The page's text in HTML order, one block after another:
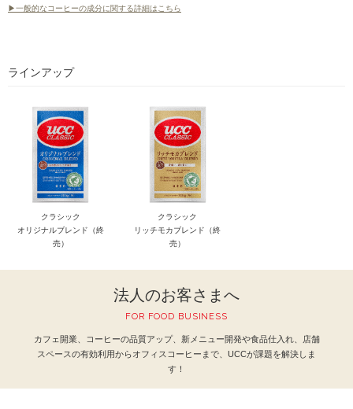
▶一般的なコーヒーの成分に関する詳細はこちら
ラインアップ
クラシック
オリジナルブレンド（終
売）
クラシック
リッチモカブレンド（終
売）
法人のお客さまへ
FOR FOOD BUSINESS
カフェ開業、コーヒーの品質アップ、新メニュー開発や食品仕入れ、
店舗
スペースの有効利用からオフィスコーヒーまで、UCCが課題を解決しま
す！